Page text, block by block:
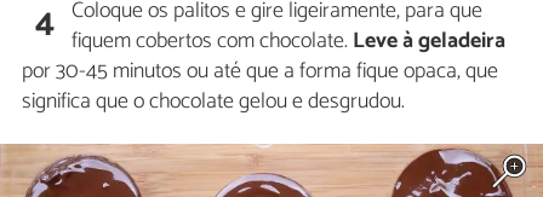
4 Coloque os palitos e gire ligeiramente, para que
fiquem cobertos com chocolate. Leve à geladeira
por 30-45 minutos ou até que a forma fique opaca, que
significa que o chocolate gelou e desgrudou.